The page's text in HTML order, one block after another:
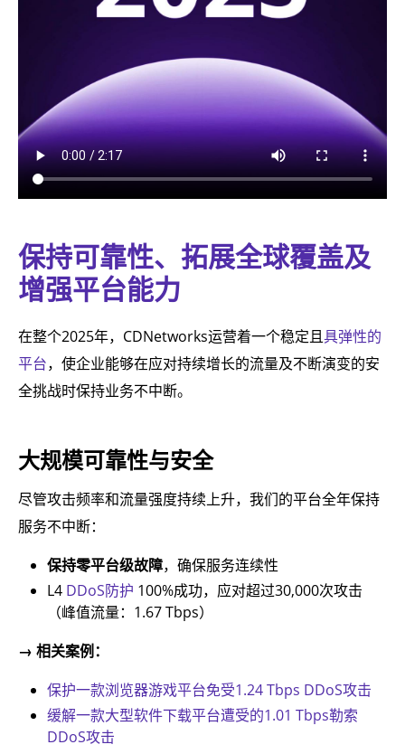
保持可靠性、拓展全球覆盖及
增强平台能力
在整个2025年，CDNetworks运营着一个稳定且具弹性的
平台，使企业能够在应对持续增长的流量及不断演变的安
全挑战时保持业务不中断。
大规模可靠性与安全
尽管攻击频率和流量强度持续上升，我们的平台全年保持
服务不中断：
保持零平台级故障，确保服务连续性
L4 DDoS防护 100%成功，应对超过30,000次攻击
（峰值流量：1.67 Tbps）
→ 相关案例：
保护一款浏览器游戏平台免受1.24 Tbps DDoS攻击
缓解一款大型软件下载平台遭受的1.01 Tbps勒索
DDoS攻击